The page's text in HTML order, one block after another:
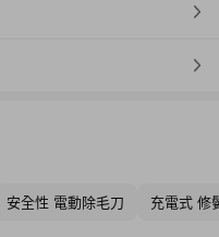
安全性 電動除毛刀 充電式 修